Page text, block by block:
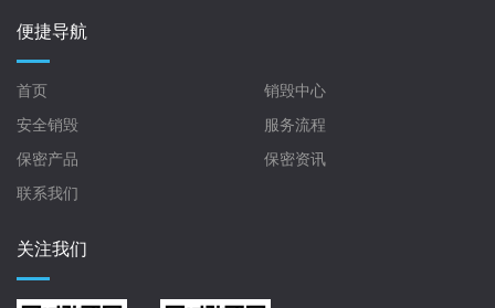
便捷导航
首页
销毁中心
安全销毁
服务流程
保密产品
保密资讯
联系我们
关注我们